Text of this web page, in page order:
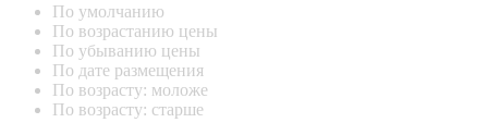
По умолчанию
По возрастанию цены
По убыванию цены
По дате размещения
По возрасту: моложе
По возрасту: старше